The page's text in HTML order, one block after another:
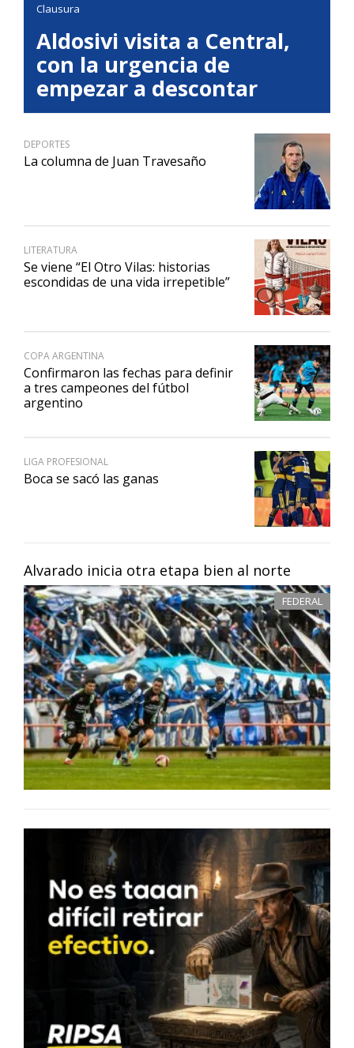
Alvarado inicia otra etapa bien al norte
FEDERAL
Clausura
Aldosivi visita a Central,
con la urgencia de
empezar a descontar
DEPORTES
La columna de Juan Travesaño
LITERATURA
Se viene “El Otro Vilas: historias
escondidas de una vida irrepetible”
COPA ARGENTINA
Confirmaron las fechas para definir
a tres campeones del fútbol
argentino
LIGA PROFESIONAL
Boca se sacó las ganas